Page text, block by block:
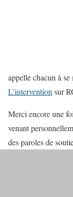
appelle chacun à se
L’intervention sur
Merci encore une
venant
des paroles de